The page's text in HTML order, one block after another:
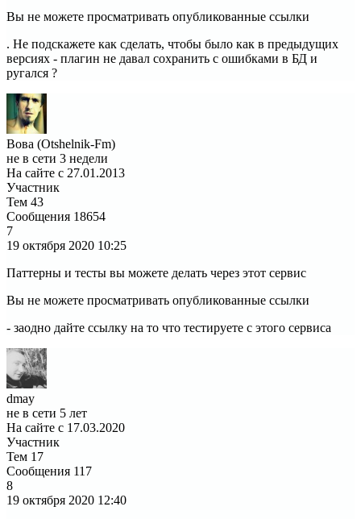
Вы не можете просматривать опубликованные ссылки
. Не подскажете как сделать, чтобы было как в предыдущих
версиях - плагин не давал сохранить с ошибками в БД и
ругался ?
Вова (Otshelnik-Fm)
не в сети 3 недели
На сайте с 27.01.2013
Участник
Тем 43
Сообщения 18654
7
19 октября 2020 10:25
Паттерны и тесты вы можете делать через этот сервис
Вы не можете просматривать опубликованные ссылки
- заодно дайте ссылку на то что тестируете с этого сервиса
dmay
не в сети 5 лет
На сайте с 17.03.2020
Участник
Тем 17
Сообщения 117
8
19 октября 2020 12:40